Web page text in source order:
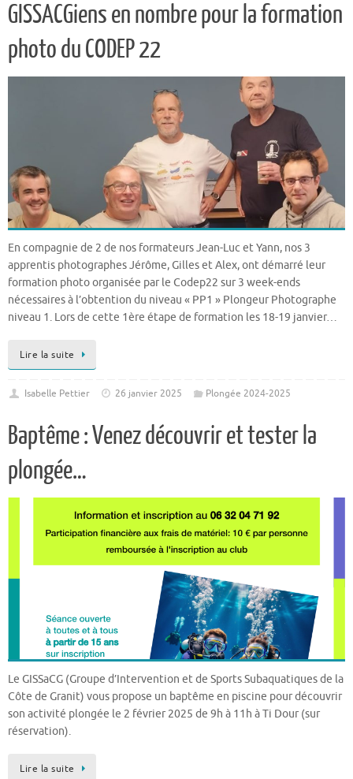
GISSACGiens en nombre pour la formation
photo du CODEP 22
En compagnie de 2 de nos formateurs Jean-Luc et Yann, nos 3
apprentis photographes Jérôme, Gilles et Alex, ont démarré leur
formation photo organisée par le Codep22 sur 3 week-ends
nécessaires à l’obtention du niveau « PP1 » Plongeur Photographe
niveau 1. Lors de cette 1ère étape de formation les 18-19 janvier…
Lire la suite
Isabelle Pettier 26 janvier 2025 Plongée 2024-2025
Baptême : Venez découvrir et tester la
plongée…
Le GISSaCG (Groupe d’Intervention et de Sports Subaquatiques de la
Côte de Granit) vous propose un baptême en piscine pour découvrir
son activité plongée le 2 février 2025 de 9h à 11h à Ti Dour (sur
réservation).
Lire la suite